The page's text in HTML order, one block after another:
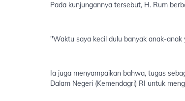
Pada kunjungannya tersebut, H. Rum
"Waktu saya kecil dulu banyak anak-
Ia juga menyampaikan bahwa, tugas
Dalam Negeri (Kemendagri) RI untuk